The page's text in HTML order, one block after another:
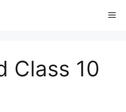
Class 10